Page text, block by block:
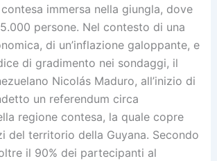
immersa nella giungla, dove
persone. Nel contesto di una
di un’inflazione galoppante, e
di gradimento nei sondaggi, il
Nicolás Maduro, all’inizio di
un referendum circa
regione contesa, la quale copre
del territorio della Guyana. Secondo
il 90% dei partecipanti al